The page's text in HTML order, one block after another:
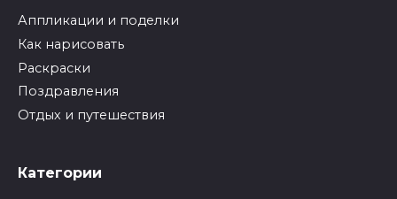
Аппликации и поделки
Как нарисовать
Раскраски
Поздравления
Отдых и путешествия
Категории